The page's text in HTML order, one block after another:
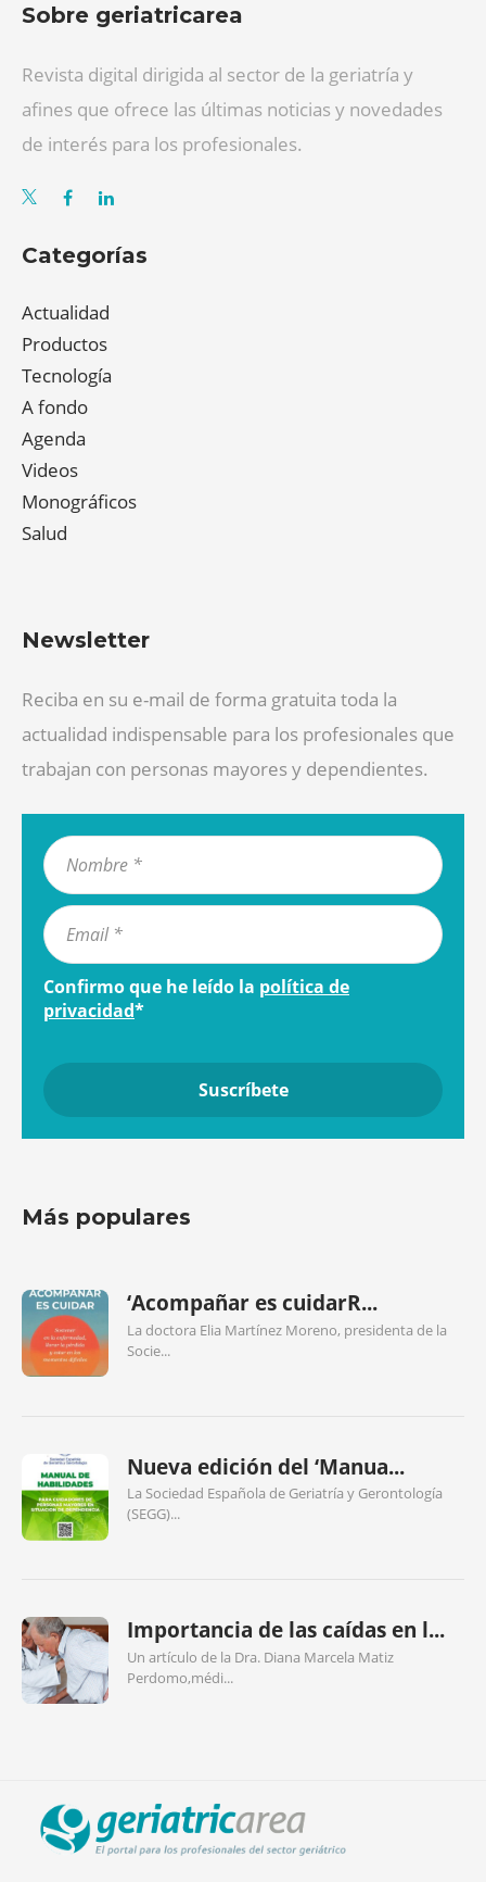
Sobre geriatricarea
Revista digital dirigida al sector de la geriatría y
afines que ofrece las últimas noticias y novedades
de interés para los profesionales.
Categorías
Actualidad
Productos
Tecnología
A fondo
Agenda
Videos
Monográficos
Salud
Newsletter
Reciba en su e-mail de forma gratuita toda la
actualidad indispensable para los profesionales que
trabajan con personas mayores y dependientes.
Confirmo que he leído la política de
privacidad*
Más populares
‘Acompañar es cuidarR...
La doctora Elia Martínez Moreno, presidenta de la
Socie...
Nueva edición del ‘Manua...
La Sociedad Española de Geriatría y Gerontología
(SEGG)...
Importancia de las caídas en l...
Un artículo de la Dra. Diana Marcela Matiz
Perdomo,médi...